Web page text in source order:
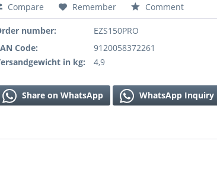
Compare Remember Comment
number:
EZS150PRO
Code:
9120058372261
in kg:
4,9
Share on WhatsApp WhatsApp Inquiry